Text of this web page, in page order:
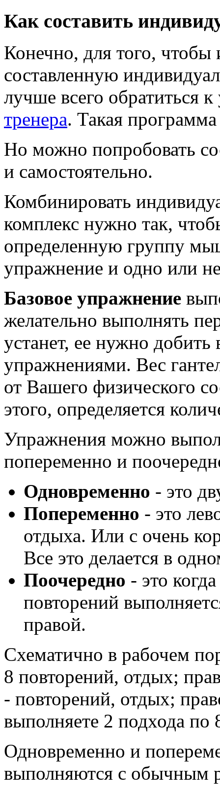
Как составить
Конечно, для того,
составленную
лучше всего обратиться
тренера. Такая
Но можно попробовать
и самостоятельно.
Комбинировать
комплекс нужно так,
определенную группу
упражнение и одно или
Базовое упражнение
желательно выполнять
устанет, ее нужно
упражнениями. Вес
от Вашего физического
этого, определяется
Упражнения можно
попеременно и
Одновременно - это
Попеременно - это
отдыха. Или с очень
Все это делается в
Поочередно - это
повторений
правой.
Схематично в рабочем
8 повторений, отдых;
- повторений, отдых;
выполняете 2 подхода по
Одновременно и
выполняются с обычным